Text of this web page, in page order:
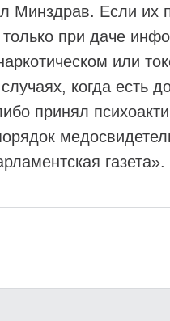
Минздрав. Если их
при даче
или
когда есть
принял
газета».